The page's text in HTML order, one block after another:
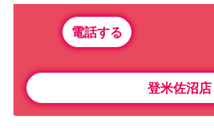
電話する
登米佐沼店